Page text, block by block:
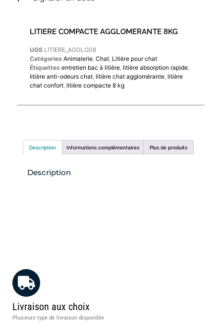
LITIERE COMPACTE AGGLOMERANTE 8KG
UGS LITIERE_AGGLO08
Catégories Animalerie Chat Litière pour chat
Étiquettes entretien bac à litière litière absorption rapide
litière anti-odeurs chat litière chat agglomérante litière
chat confort litière compacte 8 kg
Description Informations complémentaires Plus de produits
Description
Livraison aux choix
Plusieurs type de livraison disponible